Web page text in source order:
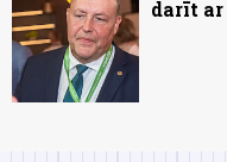
darīt ar